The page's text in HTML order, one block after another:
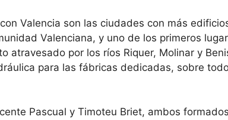
Valencia son las ciudades con más
Valenciana, y uno de los primeros
atravesado por los ríos Riquer, Molinar y
para las fábricas dedicadas, sobre
Pascual y Timoteu Briet, ambos